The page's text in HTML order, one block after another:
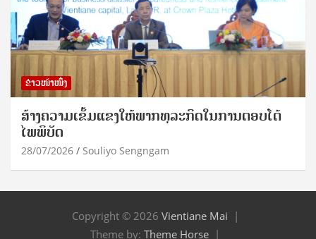
ຂ່າວໜ້າໜຶ່ງ
ສ້າງຄວາມເຂັ້ມແຂງໃຫ້ພາກທຸລະກິດໃນການຕອບໂຕ້
ໄພພິບັດ
28/07/2026 Souliyo Sengngam
Copyright © 2026 Vientiane Mai
Theme by: Theme Horse